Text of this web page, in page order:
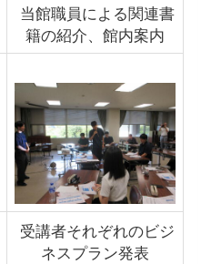
当館職員による関連書
籍の紹介、館内案内
受講者それぞれのビジ
ネスプラン発表